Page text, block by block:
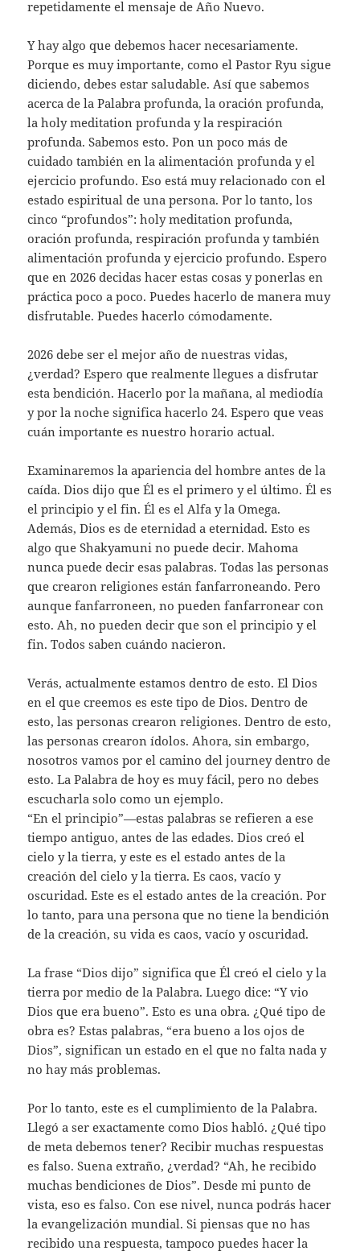
repetidamente el mensaje de Año Nuevo.
Y hay algo que debemos hacer necesariamente.
Porque es muy importante, como el Pastor Ryu sigue
diciendo, debes estar saludable. Así que sabemos
acerca de la Palabra profunda, la oración profunda,
la holy meditation profunda y la respiración
profunda. Sabemos esto. Pon un poco más de
cuidado también en la alimentación profunda y el
ejercicio profundo. Eso está muy relacionado con el
estado espiritual de una persona. Por lo tanto, los
cinco “profundos”: holy meditation profunda,
oración profunda, respiración profunda y también
alimentación profunda y ejercicio profundo. Espero
que en 2026 decidas hacer estas cosas y ponerlas en
práctica poco a poco. Puedes hacerlo de manera muy
disfrutable. Puedes hacerlo cómodamente.
2026 debe ser el mejor año de nuestras vidas,
¿verdad? Espero que realmente llegues a disfrutar
esta bendición. Hacerlo por la mañana, al mediodía
y por la noche significa hacerlo 24. Espero que veas
cuán importante es nuestro horario actual.
Examinaremos la apariencia del hombre antes de la
caída. Dios dijo que Él es el primero y el último. Él es
el principio y el fin. Él es el Alfa y la Omega.
Además, Dios es de eternidad a eternidad. Esto es
algo que Shakyamuni no puede decir. Mahoma
nunca puede decir esas palabras. Todas las personas
que crearon religiones están fanfarroneando. Pero
aunque fanfarroneen, no pueden fanfarronear con
esto. Ah, no pueden decir que son el principio y el
fin. Todos saben cuándo nacieron.
Verás, actualmente estamos dentro de esto. El Dios
en el que creemos es este tipo de Dios. Dentro de
esto, las personas crearon religiones. Dentro de esto,
las personas crearon ídolos. Ahora, sin embargo,
nosotros vamos por el camino del journey dentro de
esto. La Palabra de hoy es muy fácil, pero no debes
escucharla solo como un ejemplo.
“En el principio”—estas palabras se refieren a ese
tiempo antiguo, antes de las edades. Dios creó el
cielo y la tierra, y este es el estado antes de la
creación del cielo y la tierra. Es caos, vacío y
oscuridad. Este es el estado antes de la creación. Por
lo tanto, para una persona que no tiene la bendición
de la creación, su vida es caos, vacío y oscuridad.
La frase “Dios dijo” significa que Él creó el cielo y la
tierra por medio de la Palabra. Luego dice: “Y vio
Dios que era bueno”. Esto es una obra. ¿Qué tipo de
obra es? Estas palabras, “era bueno a los ojos de
Dios”, significan un estado en el que no falta nada y
no hay más problemas.
Por lo tanto, este es el cumplimiento de la Palabra.
Llegó a ser exactamente como Dios habló. ¿Qué tipo
de meta debemos tener? Recibir muchas respuestas
es falso. Suena extraño, ¿verdad? “Ah, he recibido
muchas bendiciones de Dios”. Desde mi punto de
vista, eso es falso. Con ese nivel, nunca podrás hacer
la evangelización mundial. Si piensas que no has
recibido una respuesta, tampoco puedes hacer la